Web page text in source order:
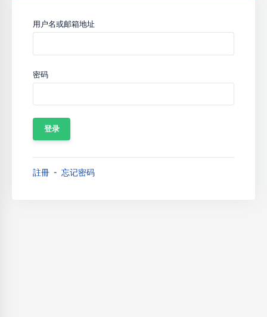
用户名或邮箱地址
密码
註冊 忘记密码